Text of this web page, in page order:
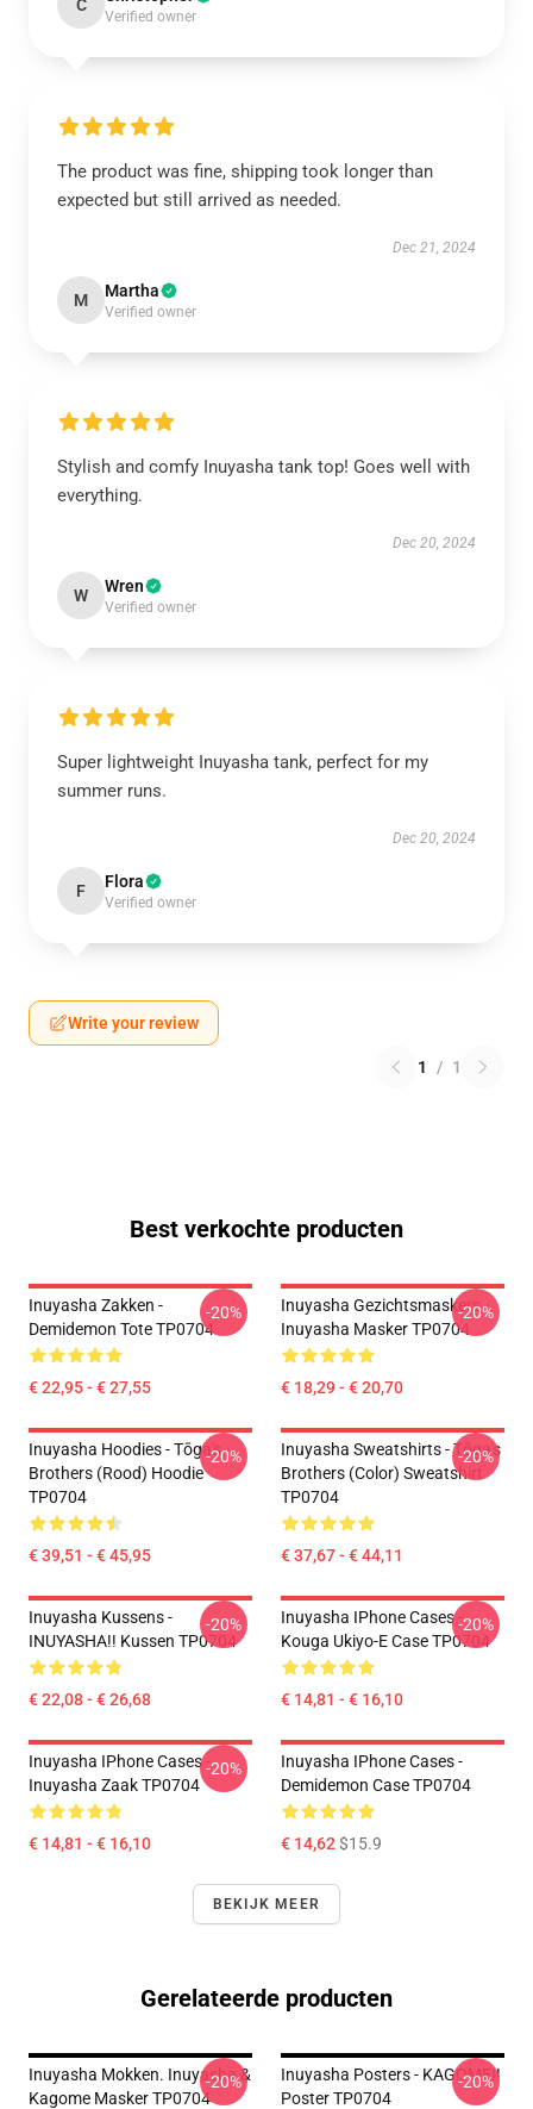
C
Verified owner
The product was fine, shipping took longer than
expected but still arrived as needed.
Dec 21, 2024
M Martha
Verified owner
Stylish and comfy Inuyasha tank top! Goes well with
everything.
Dec 20, 2024
W Wren
Verified owner
Super lightweight Inuyasha tank, perfect for my
summer runs.
Dec 20, 2024
F Flora
Verified owner
Write your review
1 / 1
Best verkochte producten
Inuyasha Zakken -
Demidemon Tote TP0704
€ 22,95 - € 27,55
-20%
Inuyasha Gezichtsmaskers.
Inuyasha Masker TP0704
€ 18,29 - € 20,70
-20%
Inuyasha Hoodies - Tōga's
Brothers (rood) Hoodie
TP0704
€ 39,51 - € 45,95
-20%
Inuyasha Sweatshirts - Tōga's
Brothers (color) Sweatshirt
TP0704
€ 37,67 - € 44,11
-20%
Inuyasha Kussens -
INUYASHA!! Kussen TP0704
€ 22,08 - € 26,68
-20%
Inuyasha IPhone Cases -
Kouga Ukiyo-E Case TP0704
€ 14,81 - € 16,10
-20%
Inuyasha IPhone Cases -
Inuyasha Zaak TP0704
€ 14,81 - € 16,10
-20%
Inuyasha IPhone Cases -
Demidemon Case TP0704
€ 14,62$15.9
BEKIJK MEER
Gerelateerde producten
Inuyasha Mokken. Inuyasha &
Kagome Masker TP0704
-20%
Inuyasha Posters - KAGOME!!
Poster TP0704
-20%